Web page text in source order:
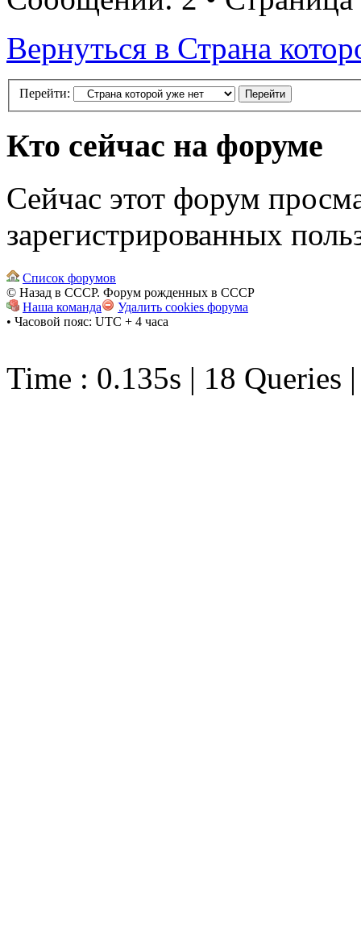
Вернуться в Страна
Перейти:
Кто сейчас на форуме
Сейчас этот форум
зарегистрированных
Список форумов
© Назад в СССР. Форум рожденных в СССР
Наша команда
Удалить cookies форума
• Часовой пояс: UTC + 4 часа
Time : 0.135s | 18 Queries